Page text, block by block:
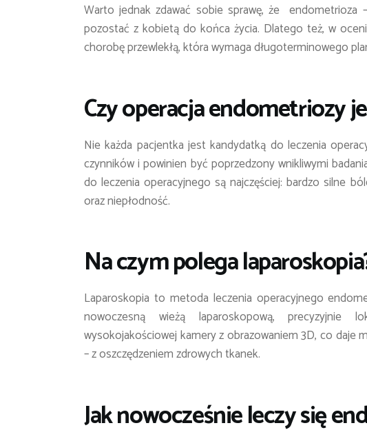
Warto jednak zdawać sobie sprawę, że
pozostać z kobietą do końca życia. Dlatego też, w
chorobę przewlekłą, która wymaga długoterminowego
Czy operacja endometriozy
Nie każda pacjentka jest kandydatką do leczenia
czynników i powinien być poprzedzony wnikliwymi
do leczenia operacyjnego są najczęściej: bardzo silne
oraz niepłodność.
Na czym polega
Laparoskopia to metoda leczenia operacyjnego
nowoczesną wieżą laparoskopową, precyzyjnie
wysokojakościowej kamery z obrazowaniem 3D, co daje
– z oszczędzeniem zdrowych tkanek.
Jak nowocześnie leczy się